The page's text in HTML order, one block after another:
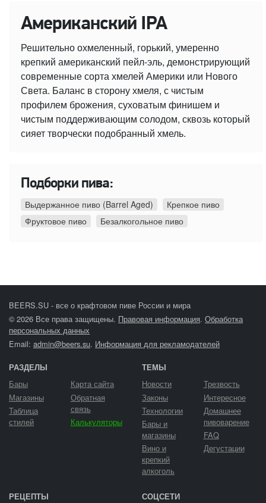
Американский IPA
Решительно охмеленный, горький, умеренно
крепкий американский пейл-эль, демонстрирующий
современные сорта хмелей Америки или Нового
Света. Баланс в сторону хмеля, с чистым
профилем брожения, суховатым финишем и
чистым поддерживающим солодом, сквозь который
сияет творчески подобранный хмель.
Подборки пива:
Выдержанное пиво (Barrel Aged)
Крепкое пиво
Фруктовое пиво
Безалкогольное пиво
BEERS.SU - все о крафтовом пиве России и мира
© 2026 Все права защищены. Правовая информация. Обработка
персональных данных
Email: admin@beers.su. Информация для рекламодателей
РАЗДЕЛЫ
Бары
Магазины
Таблица
стилей
Карта сайта
Обратная
связь
Калькуляторы
ТЕМЫ
Новости
Законы
Технологии
Бары и
магазины
Вино и
крепкий
алкоголь
Трезвость
Интересное
Домашнее
пивоварение
FAQ
Дегустации
РЕЦЕПТЫ СОЦСЕТИ